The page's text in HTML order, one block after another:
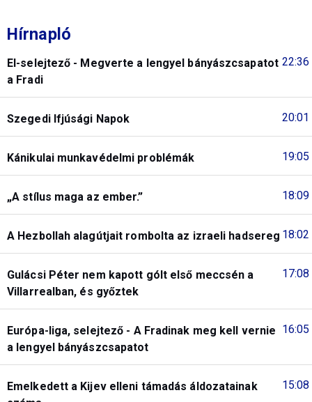
Hírnapló
22:36
El-selejtező - Megverte a lengyel bányászcsapatot
a Fradi
20:01
Szegedi Ifjúsági Napok
19:05
Kánikulai munkavédelmi problémák
18:09
„A stílus maga az ember.”
18:02
A Hezbollah alagútjait rombolta az izraeli hadsereg
17:08
Gulácsi Péter nem kapott gólt első meccsén a
Villarrealban, és győztek
16:05
Európa-liga, selejtező - A Fradinak meg kell vernie
a lengyel bányászcsapatot
15:08
Emelkedett a Kijev elleni támadás áldozatainak